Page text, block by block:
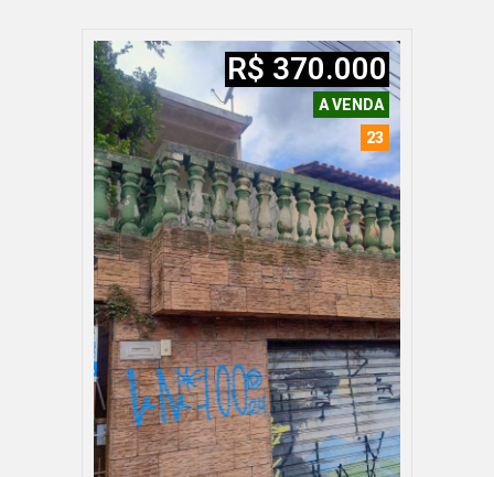
A VENDA
23
R$ 370.000